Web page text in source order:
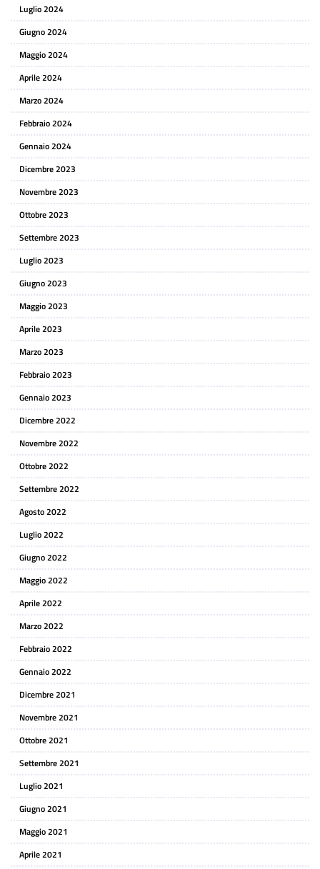
Luglio 2024
Giugno 2024
Maggio 2024
Aprile 2024
Marzo 2024
Febbraio 2024
Gennaio 2024
Dicembre 2023
Novembre 2023
Ottobre 2023
Settembre 2023
Luglio 2023
Giugno 2023
Maggio 2023
Aprile 2023
Marzo 2023
Febbraio 2023
Gennaio 2023
Dicembre 2022
Novembre 2022
Ottobre 2022
Settembre 2022
Agosto 2022
Luglio 2022
Giugno 2022
Maggio 2022
Aprile 2022
Marzo 2022
Febbraio 2022
Gennaio 2022
Dicembre 2021
Novembre 2021
Ottobre 2021
Settembre 2021
Luglio 2021
Giugno 2021
Maggio 2021
Aprile 2021